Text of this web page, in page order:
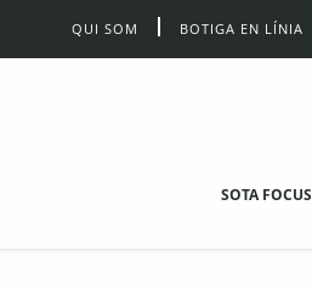
QUI SOM BOTIGA EN LÍNIA
SOTA FOCUS